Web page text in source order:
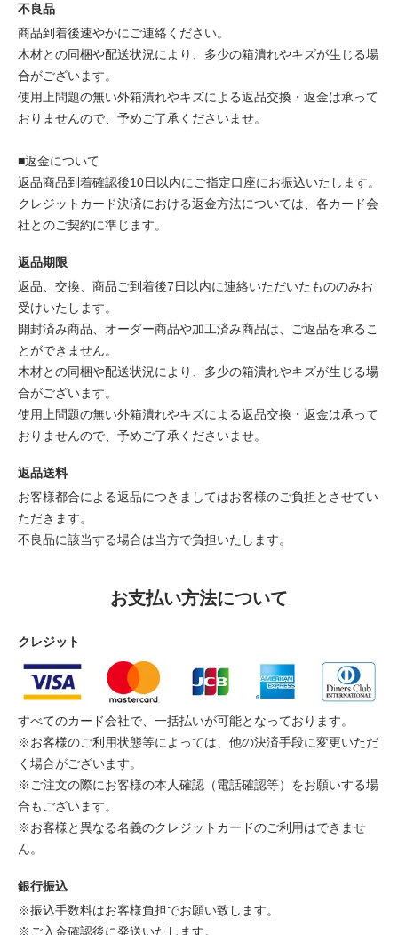
不良品
商品到着後速やかにご連絡ください。
木材との同梱や配送状況により、多少の箱潰れやキズが生じる場
合がございます。
使用上問題の無い外箱潰れやキズによる返品交換・返金は承って
おりませんので、予めご了承くださいませ。
■返金について
返品商品到着確認後10日以内にご指定口座にお振込いたします。
クレジットカード決済における返金方法については、各カード会
社とのご契約に準じます。
返品期限
返品、交換、商品ご到着後7日以内に連絡いただいたもののみお
受けいたします。
開封済み商品、オーダー商品や加工済み商品は、ご返品を承るこ
とができません。
木材との同梱や配送状況により、多少の箱潰れやキズが生じる場
合がございます。
使用上問題の無い外箱潰れやキズによる返品交換・返金は承って
おりませんので、予めご了承くださいませ。
返品送料
お客様都合による返品につきましてはお客様のご負担とさせてい
ただきます。
不良品に該当する場合は当方で負担いたします。
お支払い方法について
クレジット
すべてのカード会社で、一括払いが可能となっております。
※お客様のご利用状態等によっては、他の決済手段に変更いただ
く場合がございます。
※ご注文の際にお客様の本人確認（電話確認等）をお願いする場
合もございます。
※お客様と異なる名義のクレジットカードのご利用はできませ
ん。
銀行振込
※振込手数料はお客様負担でお願い致します。
※ご入金確認後に発送いたします。